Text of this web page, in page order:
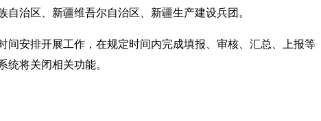
自治区、新疆维吾尔自治区、新疆生产建设兵团。
间安排开展工作，在规定时间内完成填报、审核、汇总、上报等
统将关闭相关功能。